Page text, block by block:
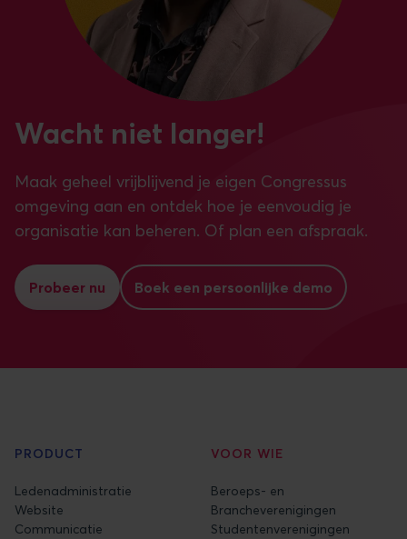
Wacht niet langer!
Maak geheel vrijblijvend je eigen Congressus
omgeving aan en ontdek hoe je eenvoudig je
organisatie kan beheren. Of plan een afspraak.
Probeer nu Boek een persoonlijke demo
PRODUCT
Ledenadministratie
Website
Communicatie
VOOR WIE
Beroeps- en
Brancheverenigingen
Studentenverenigingen